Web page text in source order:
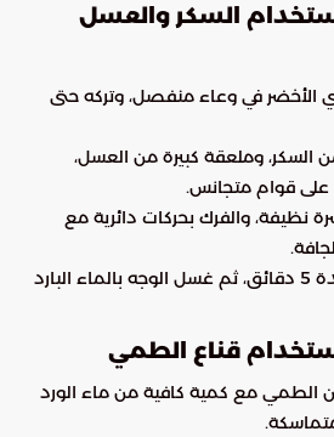
السكر والعسل
الأخضر في وعاء منفصل، وتركه حتى
السكر، وملعقة كبيرة من العسل،
على قوام متجانس.
نظيفة، والفرك بحركات دائرية مع
الاستمرار بالتدليك لمدة 5 دقائق، ثم غسل الوجه بالماء البارد
قناع الطمي
الطمي مع كمية كافية من ماء الورد